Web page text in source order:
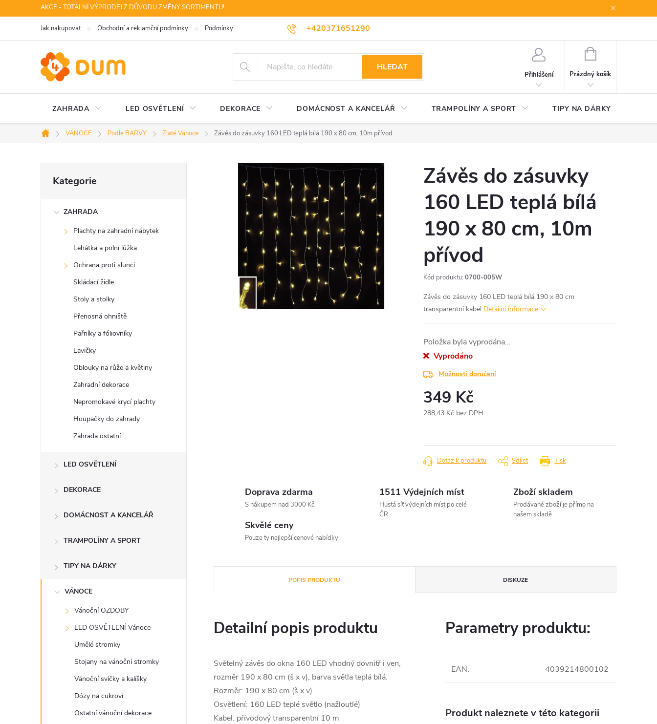
na
AKCE - TOTÁLNÍ VÝPRODEJ Z DŮVODU ZMĚNY SORTIMENTU!
+420371651290
Jak nakupovat Obchodní a reklamční podmínky Podmínky ochrany osobních údajů Dopravné Likvidace elektrozařízení
HLEDAT
Přihlášení
NÁKUPNÍ
Prázdný košík
ZAHRADA LED OSVĚTLENÍ DEKORACE DOMÁCNOST A KANCELÁŘ TRAMPOLÍNY A SPORT TIPY NA DÁRKY
Domů
VÁNOCE Podle BARVY Zlaté Vánoce Závěs do zásuvky 160 LED teplá bílá 190 x 80 cm, 10m přívod
kategorie
Kategorie
ZAHRADA
Plachty na zahradní nábytek
Lehátka a polní lůžka
Ochrana proti slunci
Skládací židle
Stoly a stolky
Přenosná ohniště
Pařníky a fóliovníky
Lavičky
Oblouky na růže a květiny
Zahradní dekorace
Nepromokavé krycí plachty
Houpačky do zahrady
Zahrada ostatní
LED OSVĚTLENÍ
DEKORACE
DOMÁCNOST A KANCELÁŘ
TRAMPOLÍNY A SPORT
TIPY NA DÁRKY
VÁNOCE
Vánoční OZDOBY
LED OSVĚTLENÍ Vánoce
Umělé stromky
Stojany na vánoční stromky
Vánoční svíčky a kalíšky
Dózy na cukroví
Ostatní vánoční dekorace
Závěs do zásuvky
160 LED teplá bílá
190 x 80 cm, 10m
přívod
Kód produktu: 0700-005W
Závěs do zásuvky 160 LED teplá bílá 190 x 80 cm
transparentní kabel Detailní informace
Položka byla vyprodána…
Vyprodáno
Možnosti doručení
349 Kč
288,43 Kč bez DPH
Tisk
Dotaz k produktu Sdílet
Doprava zdarma
S nákupem nad 3000 Kč
1511 Výdejních míst
Hustá síť výdejních míst po celé
ČR
Zboží skladem
Prodávané zboží je přímo na
našem skladě
Skvělé ceny
Pouze ty nejlepší cenové nabídky
POPIS PRODUKTU DISKUZE
Detailní popis produktu
Světelný závěs do okna 160 LED vhodný dovnitř i ven,
rozměr 190 x 80 cm (š x v), barva světla teplá bílá.
Rozměr: 190 x 80 cm (š x v)
Osvětlení: 160 LED teplé světlo (nažloutlé)
Kabel: přívodový transparentní 10 m
Parametry produktu:
EAN: 4039214800102
Produkt naleznete v této kategorii